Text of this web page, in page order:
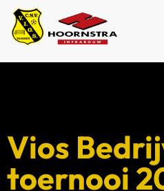
Vios
toernooi